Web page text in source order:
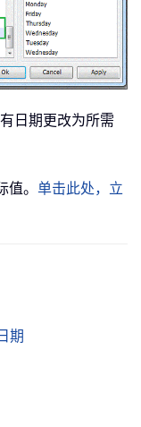
日期更改为所需
。 单击此处，立
期